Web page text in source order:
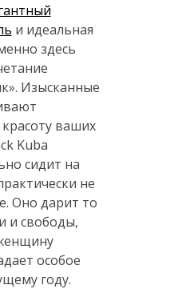
и идеальная
здесь
Изысканные
ваших
Kuba
сидит на
не
Оно дарит то
и свободы,
особое
году.